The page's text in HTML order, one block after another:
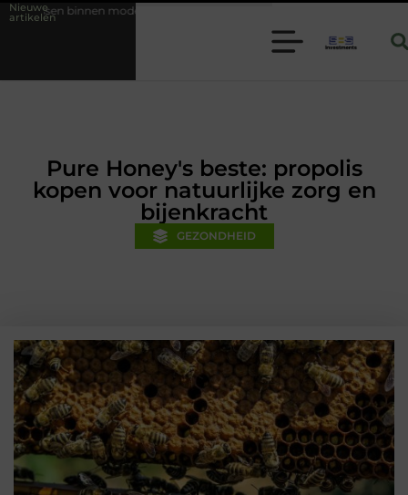
Nieuwe
artikelen
folie techniek Financiële voorsprong voor jouw mkb-bedrijf met
Pure Honey's beste: propolis
kopen voor natuurlijke zorg en
bijenkracht
GEZONDHEID